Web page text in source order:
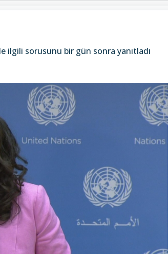
ilgili sorusunu bir gün sonra yanıtladı